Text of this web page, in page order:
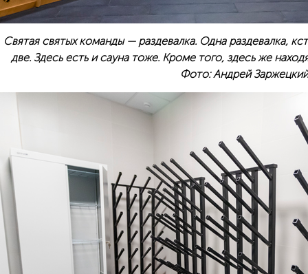
Святая святых команды — раздевалка. Одна раздевалка,
две. Здесь есть и сауна тоже. Кроме того, здесь же
Фото: Андрей Заржецкий